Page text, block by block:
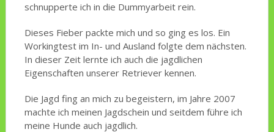
schnupperte ich in die Dummyarbeit rein.
Dieses Fieber packte mich und so ging es los. Ein
Workingtest im In- und Ausland folgte dem nächsten.
In dieser Zeit lernte ich auch die jagdlichen
Eigenschaften unserer Retriever kennen.
Die Jagd fing an mich zu begeistern, im Jahre 2007
machte ich meinen Jagdschein und seitdem führe ich
meine Hunde auch jagdlich.